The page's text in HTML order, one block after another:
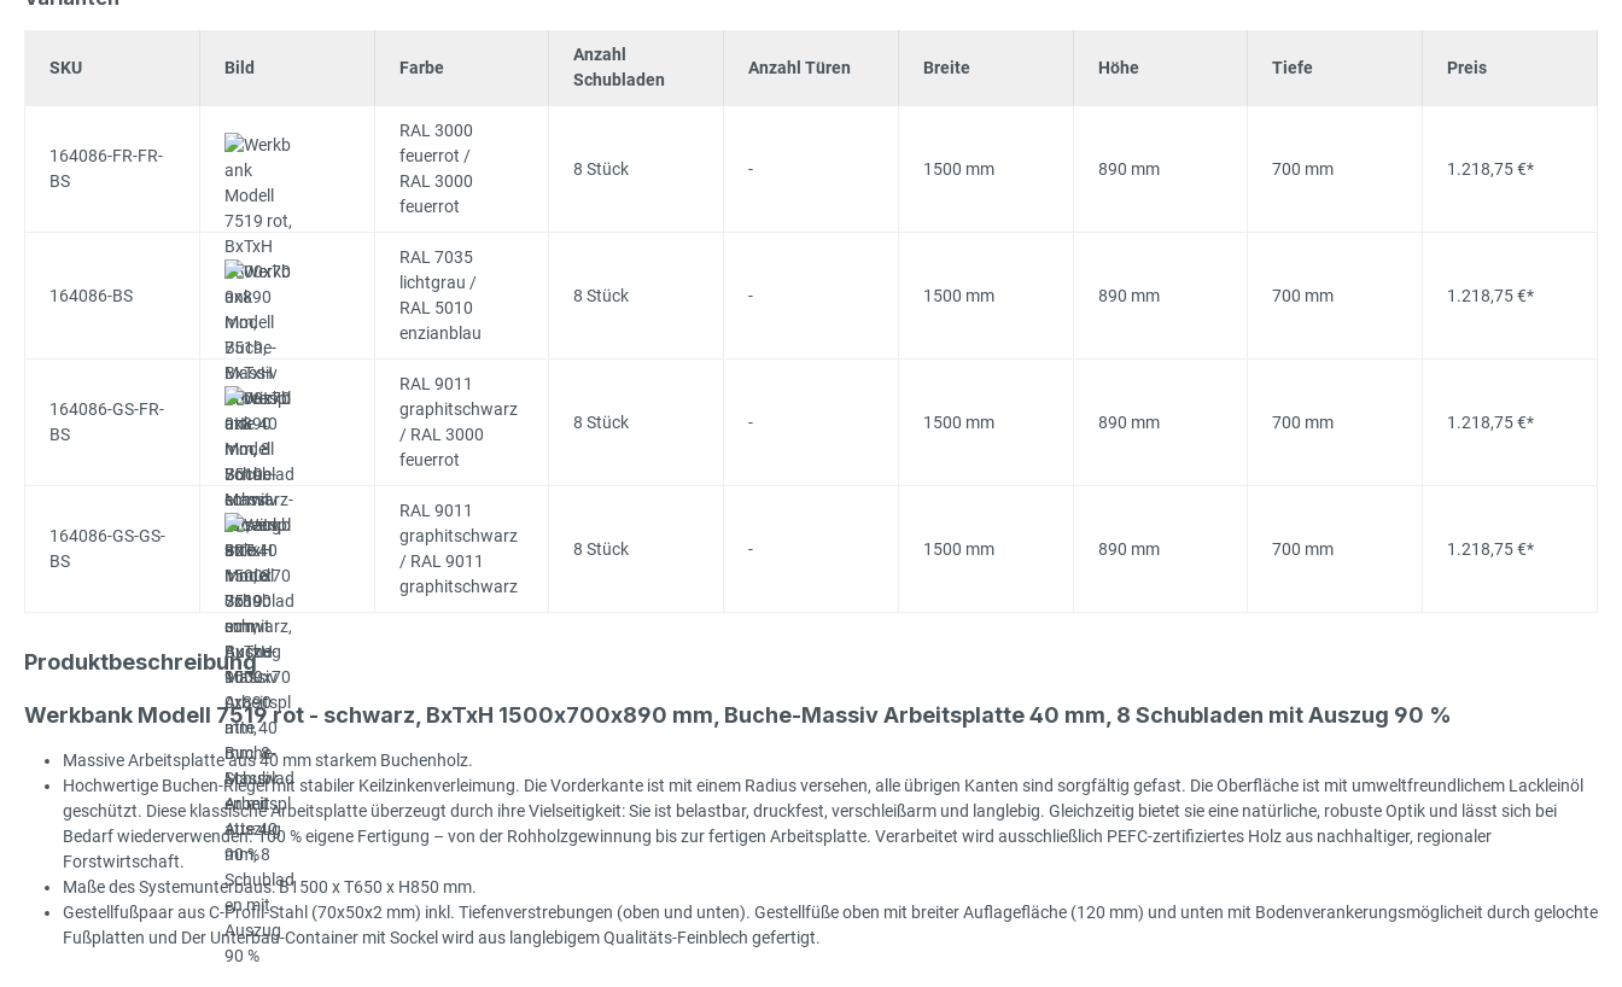
SKU Bild Farbe
Anzahl
Schubladen
Anzahl Türen Breite Höhe Tiefe Preis
164086-FR-FR-
BS
RAL 3000
feuerrot /
RAL 3000
feuerrot
8 Stück - 1500 mm 890 mm 700 mm 1.218,75 €*
164086-BS
RAL 7035
lichtgrau /
RAL 5010
enzianblau
8 Stück - 1500 mm 890 mm 700 mm 1.218,75 €*
164086-GS-FR-
BS
RAL 9011
graphitschwarz
/ RAL 3000
feuerrot
8 Stück - 1500 mm 890 mm 700 mm 1.218,75 €*
164086-GS-GS-
BS
RAL 9011
graphitschwarz
/ RAL 9011
graphitschwarz
8 Stück - 1500 mm 890 mm 700 mm 1.218,75 €*
Produktbeschreibung
Werkbank Modell 7519 rot - schwarz, BxTxH 1500x700x890 mm, Buche-Massiv Arbeitsplatte 40 mm, 8 Schubladen mit Auszug 90 %
Massive Arbeitsplatte aus 40 mm starkem Buchenholz.
Hochwertige Buchen-Riegel mit stabiler Keilzinkenverleimung. Die Vorderkante ist mit einem Radius versehen, alle übrigen Kanten sind sorgfältig gefast. Die Oberfläche ist mit umweltfreundlichem Lackleinöl
geschützt. Diese klassische Arbeitsplatte überzeugt durch ihre Vielseitigkeit: Sie ist belastbar, druckfest, verschleißarm und langlebig. Gleichzeitig bietet sie eine natürliche, robuste Optik und lässt sich bei
Bedarf wiederverwenden. 100 % eigene Fertigung – von der Rohholzgewinnung bis zur fertigen Arbeitsplatte. Verarbeitet wird ausschließlich PEFC-zertifiziertes Holz aus nachhaltiger, regionaler
Forstwirtschaft.
Maße des Systemunterbaus: B1500 x T650 x H850 mm.
Gestellfußpaar aus C-Profil-Stahl (70x50x2 mm) inkl. Tiefenverstrebungen (oben und unten). Gestellfüße oben mit breiter Auflagefläche (120 mm) und unten mit Bodenverankerungsmöglicheit durch gelochte
Fußplatten und Der Unterbau-Container mit Sockel wird aus langlebigem Qualitäts-Feinblech gefertigt.